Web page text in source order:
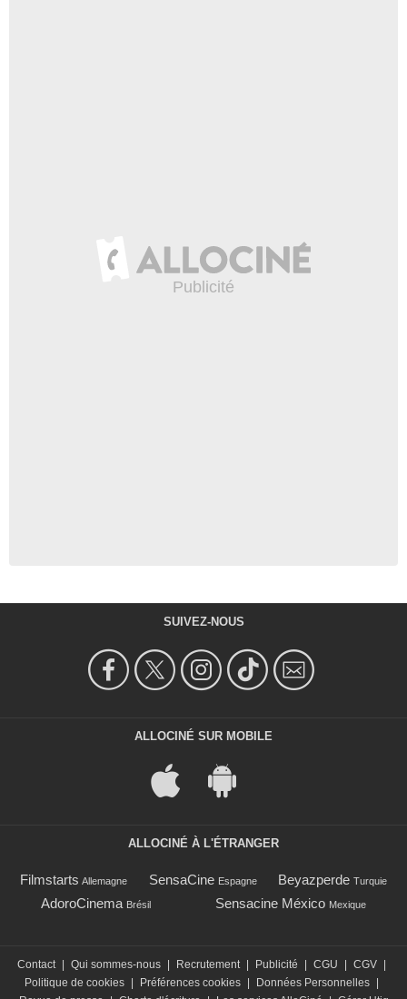
SUIVEZ-NOUS
ALLOCINÉ SUR MOBILE
ALLOCINÉ À L'ÉTRANGER
Filmstarts Allemagne SensaCine Espagne Beyazperde Turquie
AdoroCinema Brésil Sensacine México Mexique
Contact | Qui sommes-nous | Recrutement | Publicité | CGU | CGV |
Politique de cookies | Préférences cookies | Données Personnelles |